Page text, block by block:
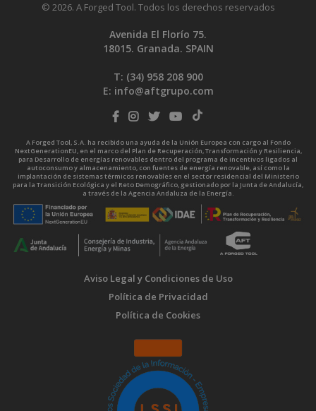
© 2026. A Forged Tool. Todos los derechos reservados
Avenida El Florío 75.
18015. Granada. SPAIN
T: (34) 958 208 900
E: info@aftgrupo.com
A Forged Tool, S.A. ha recibido una ayuda de la Unión Europea con cargo al Fondo
NextGenerationEU, en el marco del Plan de Recuperación, Transformación y Resiliencia,
para Desarrollo de energías renovables dentro del programa de incentivos ligados al
autoconsumo y almacenamiento, con fuentes de energía renovable, así como la
implantación de sistemas térmicos renovables en el sector residencial del Ministerio
para la Transición Ecológica y el Reto Demográfico, gestionado por la Junta de Andalucía,
a través de la Agencia Andaluza de la Energía.
Aviso Legal y Condiciones de Uso
Política de Privacidad
Política de Cookies